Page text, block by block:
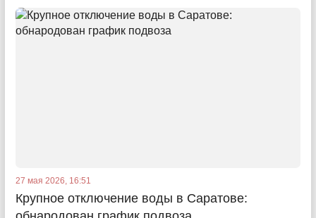
27 мая 2026, 16:51
Крупное отключение воды в Саратове: